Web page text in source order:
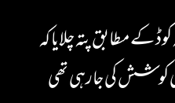
کے مطابق پتہ چلایا کہ
کوشش کی جارہی تھی